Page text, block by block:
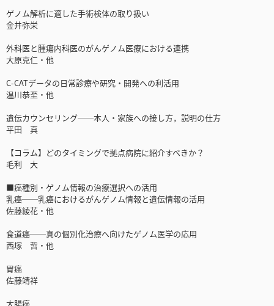
ゲノム解析に適した手術検体の取り扱い
金井弥栄
外科医と腫瘍内科医のがんゲノム医療における連携
大原克仁・他
C-CATデータの日常診療や研究・開発への利活用
温川恭至・他
遺伝カウンセリング──本人・家族への接し方，説明の仕方
平田 真
【コラム】どのタイミングで拠点病院に紹介すべきか？
毛利 大
■癌種別・ゲノム情報の治療選択への活用
乳癌──乳癌におけるがんゲノム情報と遺伝情報の活用
佐藤綾花・他
食道癌──真の個別化治療へ向けたゲノム医学の応用
西塚 哲・他
胃癌
佐藤靖祥
大腸癌